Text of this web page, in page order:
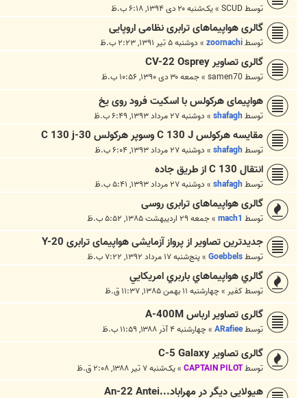
توسطSCUD
»یک‌شنبه ۲۰ دی ۱۳۹۴, ۶:۱۸ ب.ظ
گالری هواپیماهای ترابری نظامی اروپایی
توسطzoornachi
» دوشنبه ۵ تیر ۱۳۹۱, ۲:۲۳ ب.ظ
گالری تصاویر CV-22 Osprey
توسط samen70
»جمعه ۳۰ دی ۱۳۹۰, ۱۰:۵۶ ب.ظ
هواپیمای هرکولس با اسکیت فرود روی یخ
توسط shafagh
» دوشنبه ۲۷ مرداد ۱۳۹۳, ۶:۴۹ ب.ظ
مقایسه هرکولس C 130 J وسوپر هرکولس C 130 j-30
توسط shafagh
» دوشنبه ۲۷ مرداد ۱۳۹۳, ۶:۰۴ ب.ظ
انتقال C 130 از طریق جاده
توسط shafagh
» دوشنبه ۲۷ مرداد ۱۳۹۳, ۵:۴۱ ب.ظ
گالری هواپیماهای ترابری روسی
توسط mach1
»جمعه ۲۹ اردیبهشت ۱۳۸۵, ۵:۵۲ ب.ظ
جدیدترین تصاویر از پرواز آزمایشی هواپیمای ترابری Y-20
توسطGoebbels
»پنج‌شنبه ۱۷ مرداد ۱۳۹۲, ۷:۲۲ ب.ظ
گالري هواپيماهاي باربري امريکايي
توسطکفير »چهارشنبه ۱۱ بهمن ۱۳۸۵, ۱۱:۳۷ ق.ظ
گالری تصاویر ارباس A-400M
توسطARafiee
»چهارشنبه ۴ آذر ۱۳۸۸, ۱۱:۵۹ ب.ظ
گالری تصاویر C-5 Galaxy
توسطCAPTAIN PILOT
»یک‌شنبه ۷ تیر ۱۳۸۸, ۲:۰۸ ق.ظ
هیولایی دیگر در مهراباد...An-22 Antei